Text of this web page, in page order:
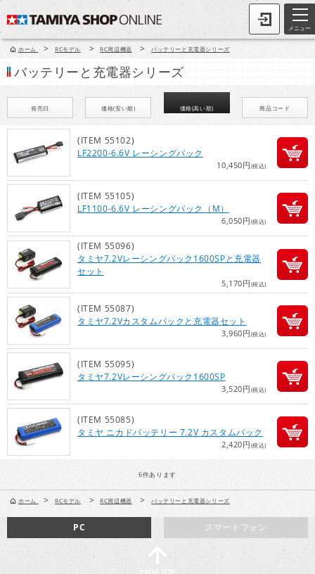
メニュー
ホーム > RCモデル > RC周辺機器 > バッテリーと充電器シリーズ
バッテリーと充電器シリーズ
発売日 価格(安い順) 価格(高い順) 商品コード
(ITEM 55102)
LF2200-6.6V レーシングパック
10,450円(税込)
(ITEM 55105)
LF1100-6.6V レーシングパック（M）
6,050円(税込)
(ITEM 55096)
タミヤ7.2Vレーシングパック1600SPと充電器
セット
5,170円(税込)
(ITEM 55087)
タミヤ7.2Vカスタムパックと充電器セット
3,960円(税込)
(ITEM 55095)
タミヤ7.2Vレーシングパック1600SP
3,520円(税込)
(ITEM 55085)
タミヤ ニカドバッテリー 7.2V カスタムパック
2,420円(税込)
6件あります
ホーム > RCモデル > RC周辺機器 > バッテリーと充電器シリーズ
スマートフォン
PC